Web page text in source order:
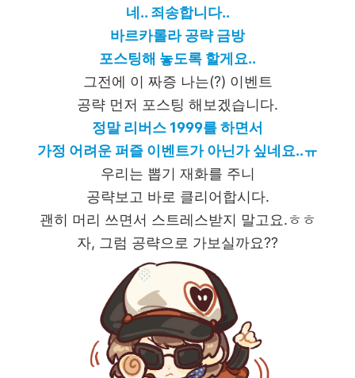
네.. 죄송합니다..
바르카롤라 공략 금방
포스팅해 놓도록 할게요..
그전에 이 짜증 나는(?) 이벤트
공략 먼저 포스팅 해보겠습니다.
정말 리버스 1999를 하면서
가정 어려운 퍼즐 이벤트가 아닌가 싶네요..ㅠ
우리는 뽑기 재화를 주니
공략보고 바로 클리어합시다.
괜히 머리 쓰면서 스트레스받지 말고요.ㅎㅎ
자, 그럼 공략으로 가보실까요??